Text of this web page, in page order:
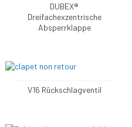
DUBEX®
Dreifachexzentrische
Absperrklappe
V16 Rückschlagventil